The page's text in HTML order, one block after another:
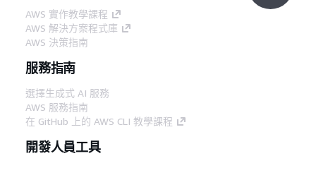
AWS 實作教學課程
AWS 解決方案程式庫
AWS 決策指南
服務指南
選擇生成式 AI 服務
AWS 服務指南
在 GitHub 上的 AWS CLI 教學課程
開發人員工具